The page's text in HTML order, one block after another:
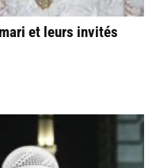
et leurs invités